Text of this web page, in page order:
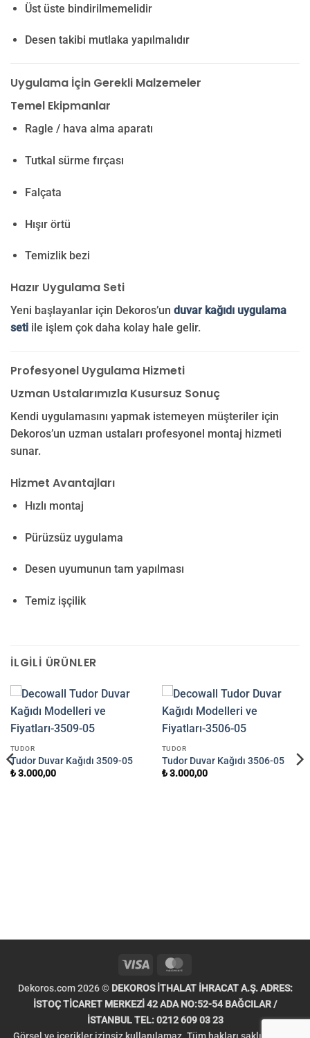
Üst üste bindirilmemelidir
Desen takibi mutlaka yapılmalıdır
Uygulama İçin Gerekli Malzemeler
Temel Ekipmanlar
Ragle / hava alma aparatı
Tutkal sürme fırçası
Falçata
Hışır örtü
Temizlik bezi
Hazır Uygulama Seti
Yeni başlayanlar için Dekoros’un duvar kağıdı uygulama
seti ile işlem çok daha kolay hale gelir.
Profesyonel Uygulama Hizmeti
Uzman Ustalarımızla Kusursuz Sonuç
Kendi uygulamasını yapmak istemeyen müşteriler için
Dekoros’un uzman ustaları profesyonel montaj hizmeti
sunar.
Hizmet Avantajları
Hızlı montaj
Pürüzsüz uygulama
Desen uyumunun tam yapılması
Temiz işçilik
İLGILI ÜRÜNLER
TUDOR
Tudor Duvar Kağıdı 3509-05
₺3.000,00
TUDOR
Tudor Duvar Kağıdı 3506-05
₺3.000,00
Visa
Dekoros.com 2026 © DEKOROS İTHALAT İHRACAT A.Ş. ADRES:
İSTOÇ TİCARET MERKEZİ 42 ADA NO:52-54 BAĞCILAR /
İSTANBUL TEL: 0212 609 03 23